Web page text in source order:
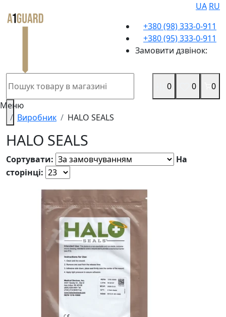
UA RU
+380 (98) 333-0-911
+380 (95) 333-0-911
Замовити дзвінок:
0 0
0
Меню
Виробник
HALO SEALS
HALO SEALS
Сортувати:
На
сторінці: